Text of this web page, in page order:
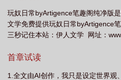
玩奴日常byArtigence笔趣阁纯净版
文学免费提供玩奴日常byArtigence
三秒记住本站：伊人文学 网址：
首章试读
1.全文由AI创作，我只是设定世界观